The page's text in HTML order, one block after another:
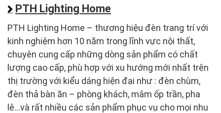
PTH Lighting Home
PTH Lighting Home – thương hiệu đèn trang trí với
kinh nghiệm hơn 10 năm trong lĩnh vực nội thất,
chuyên cung cấp những dòng sản phẩm có chất
lượng cao cấp, phù hợp với xu hướng mới nhất trên
thị trường với kiểu dáng hiện đại như : đèn chùm,
đèn thả bàn ăn – phòng khách, mâm ốp trần, pha
lê…và rất nhiều các sản phẩm phục vụ cho mọi nhu